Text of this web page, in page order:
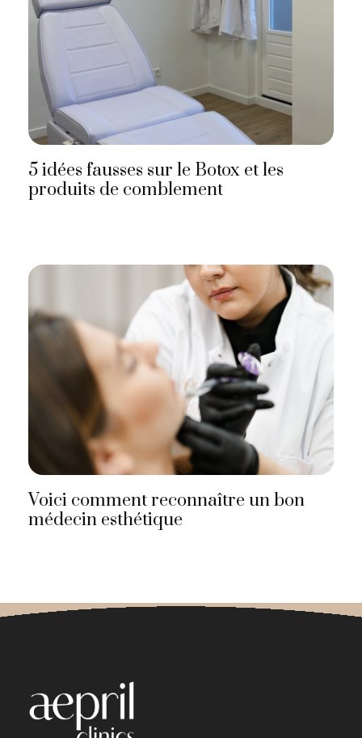
5 idées fausses sur le Botox et les
produits de comblement
Voici comment reconnaître un bon
médecin esthétique